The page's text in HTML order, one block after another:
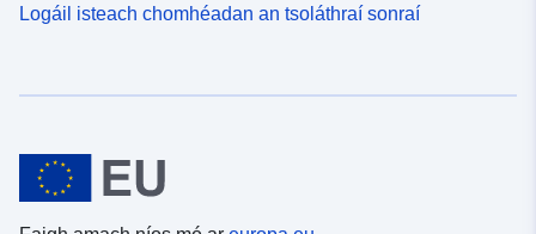
Logáil isteach chomhéadan an tsoláthraí sonraí